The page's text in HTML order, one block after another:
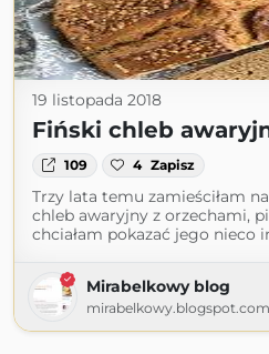
19 listopada 2018
Fiński chleb
109 4 Zapisz
Trzy lata temu zamieściłam
chleb awaryjny z orzechami,
chciałam pokazać jego nieco
Mirabelkowy blog
mirabelkowy.blogspot.com